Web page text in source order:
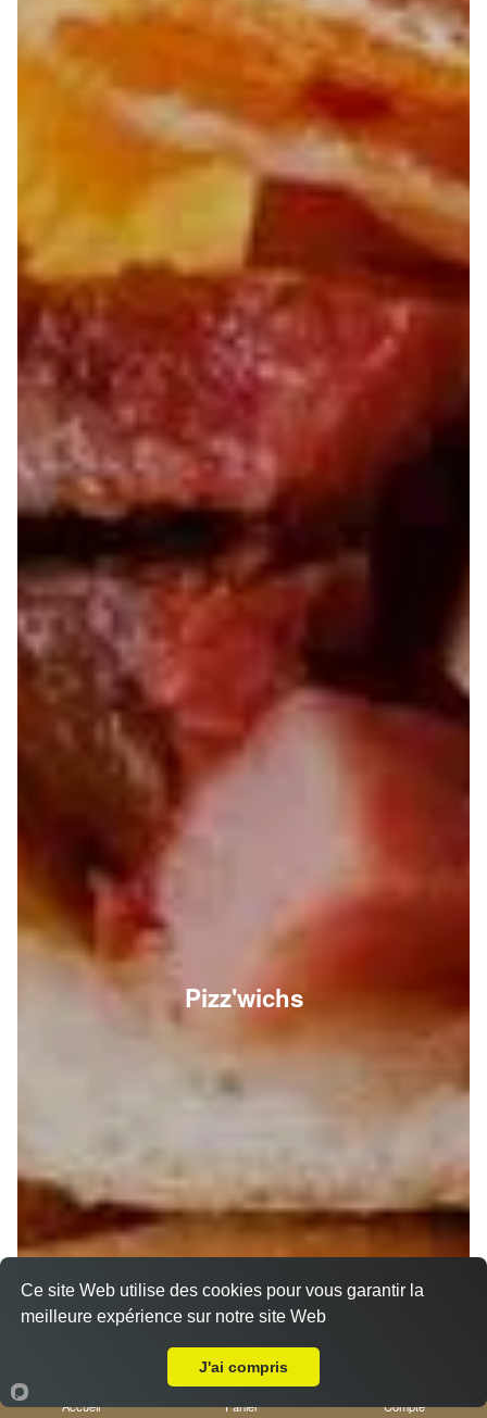
Pizz'wichs
Accueil Panier Compte
Ce site Web utilise des cookies pour vous garantir la
meilleure expérience sur notre site Web
J'ai compris